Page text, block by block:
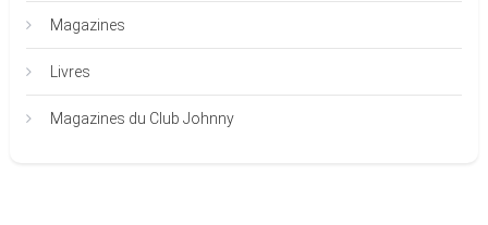
Magazines
Livres
Magazines du Club Johnny